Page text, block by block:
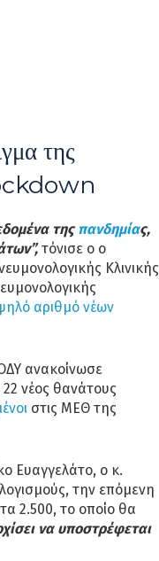
της
τηςπανδημίας,
τόνισε ο ο
Κλινικής
αριθμό νέων
ανακοίνωσε
22 νέος θανάτους
στις ΜΕΘ της
Ευαγγελάτο, ο κ.
την επόμενη
2.500, το οποίο θα
να υποστρέφεται